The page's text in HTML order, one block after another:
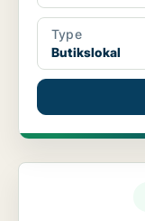
Type
Butikslokal